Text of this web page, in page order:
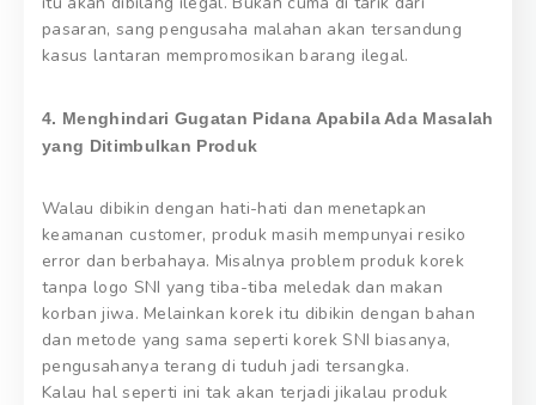
pasaran, sang pengusaha malahan akan tersandung
kasus lantaran mempromosikan barang ilegal.
4. Menghindari Gugatan Pidana Apabila Ada Masalah
yang Ditimbulkan Produk
Walau dibikin dengan hati-hati dan menetapkan
keamanan customer, produk masih mempunyai resiko
error dan berbahaya. Misalnya problem produk korek
tanpa logo SNI yang tiba-tiba meledak dan makan
korban jiwa. Melainkan korek itu dibikin dengan bahan
dan metode yang sama seperti korek SNI biasanya,
pengusahanya terang di tuduh jadi tersangka.
Kalau hal seperti ini tak akan terjadi jikalau produk